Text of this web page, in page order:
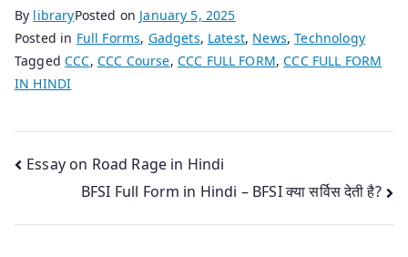
By libraryPosted on January 5, 2025
Posted in Full Forms, Gadgets, Latest, News,Technology
TaggedCCC, CCC Course, CCC FULL FORM,CCC FULL FORM
IN HINDI
Post
navigation
Essay on Road Rage in Hindi
BFSI Full Form in Hindi – BFSI क्या सर्विस देती है?